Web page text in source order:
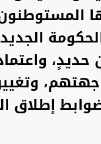
حديدٍ،
إطلاق